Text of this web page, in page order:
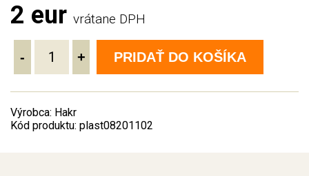
2 eur vrátane DPH
- + PRIDAŤ DO KOŠÍKA
Výrobca: Hakr
Kód produktu: plast08201102